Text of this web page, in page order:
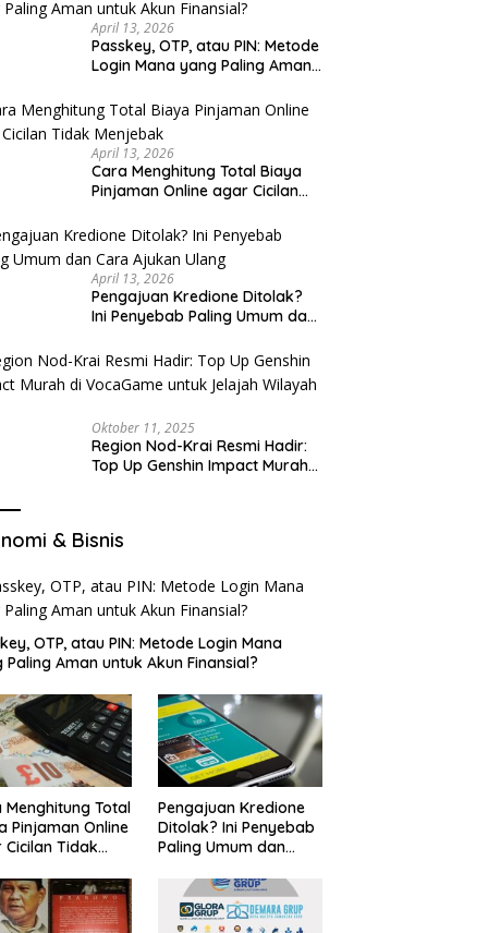
April 13, 2026
Passkey, OTP, atau PIN: Metode
Login Mana yang Paling Aman
April 13, 2026
Cara Menghitung Total Biaya
Pinjaman Online agar Cicilan
April 13, 2026
Pengajuan Kredione Ditolak?
Ini Penyebab Paling Umum dan
Oktober 11, 2025
Region Nod-Krai Resmi Hadir:
Top Up Genshin Impact Murah
& Bisnis
OTP, atau PIN: Metode Login Mana
Paling Aman untuk Akun Finansial?
Menghitung Total
Pinjaman Online
Cicilan Tidak
Pengajuan Kredione
Ditolak? Ini Penyebab
Paling Umum dan